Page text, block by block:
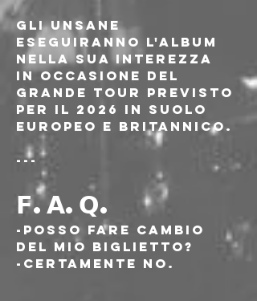
Gli Unsane
eseguiranno l'album
nella sua interezza
in occasione del
grande tour previsto
per il 2026 in suolo
europeo e britannico.
---
𝗙.𝗔.𝗤.
-Posso fare cambio
del mio biglietto?
-Certamente no.